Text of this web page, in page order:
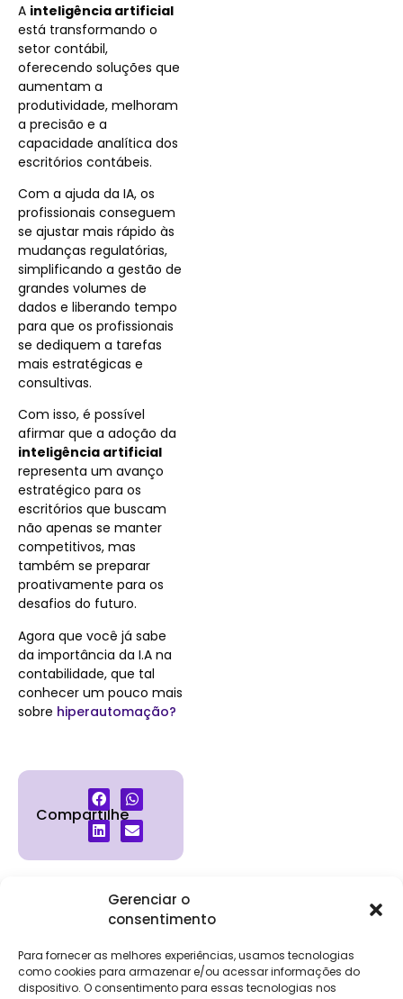
Gerenciar o
consentimento
Para fornecer as melhores experiências, usamos tecnologias
como cookies para armazenar e/ou acessar informações do
dispositivo. O consentimento para essas tecnologias nos
A inteligência artificial
está transformando o
setor contábil,
oferecendo soluções que
aumentam a
produtividade, melhoram
a precisão e a
capacidade analítica dos
escritórios contábeis.
Com a ajuda da IA, os
profissionais conseguem
se ajustar mais rápido às
mudanças regulatórias,
simplificando a gestão de
grandes volumes de
dados e liberando tempo
para que os profissionais
se dediquem a tarefas
mais estratégicas e
consultivas.
Com isso, é possível
afirmar que a adoção da
inteligência artificial
representa um avanço
estratégico para os
escritórios que buscam
não apenas se manter
competitivos, mas
também se preparar
proativamente para os
desafios do futuro.
Agora que você já sabe
da importância da I.A na
contabilidade, que tal
conhecer um pouco mais
sobre hiperautomação?
Compartilhe
Institucional
Trabalhe
Conosco
Clientes
Login
Eventos
Contábeis
Holos
Soluções
DP e RH
NG Folha